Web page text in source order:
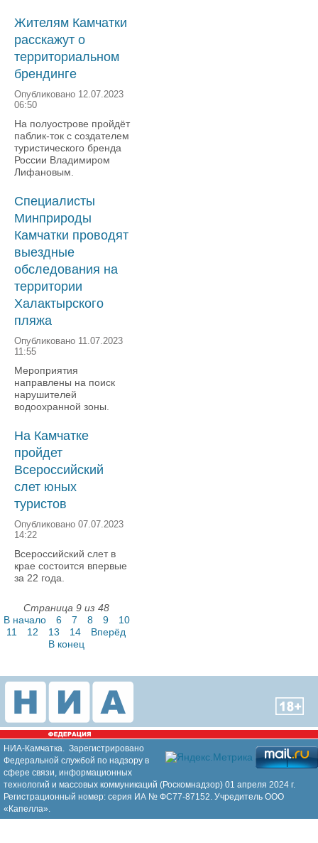
Жителям Камчатки
расскажут о
территориальном
брендинге
Опубликовано 12.07.2023
06:50
На полуострове пройдёт
паблик-ток с создателем
туристического бренда
России Владимиром
Лифановым.
Специалисты
Минприроды
Камчатки проводят
выездные
обследования на
территории
Халактырского
пляжа
Опубликовано 11.07.2023
11:55
Мероприятия
направлены на поиск
нарушителей
водоохранной зоны.
На Камчатке
пройдет
Всероссийский
слет юных
туристов
Опубликовано 07.07.2023
14:22
Всероссийский слет в
крае состоится впервые
за 22 года.
Страница 9 из 48
В начало
6 7 8 9
10
11
12 13 14
Вперёд
В конец
НИА-Камчатка. Зарегистрировано
Федеральной службой по надзору в
сфере связи, информационных
технологий и массовых коммуникаций (Роскомнадзор) 01 апреля 2024 г.
Регистрационный номер: серия ИА № ФС77-87152. Учредитель ООО
«Капелла».